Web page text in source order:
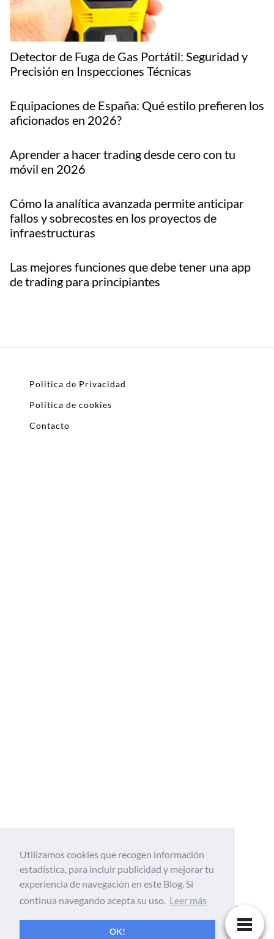
Detector de Fuga de Gas Portátil: Seguridad y
Precisión en Inspecciones Técnicas
Equipaciones de España: Qué estilo prefieren los
aficionados en 2026?
Aprender a hacer trading desde cero con tu
móvil en 2026
Cómo la analítica avanzada permite anticipar
fallos y sobrecostes en los proyectos de
infraestructuras
Las mejores funciones que debe tener una app
de trading para principiantes
Politica de Privacidad
Política de cookies
Contacto
Web Tecnológica enfocada al mundo de la
tecnología, Informatica, aplicaciones,
android, gadgets, móviles, tutoriales, ciencia
y Internet
Utilizamos cookies que recogen información
estadística, para incluir publicidad y mejorar tu
experiencia de navegación en este Blog. Si
continua navegando acepta su uso. Leer más
OK!